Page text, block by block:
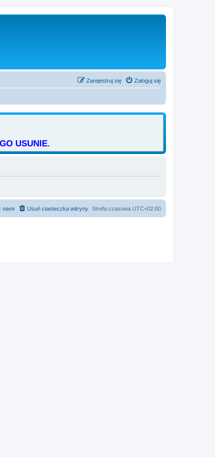
Zaloguj się
Zarejestruj się
USUNIE.
Strefa czasowa UTC+02:00
Usuń ciasteczka witryny
nami